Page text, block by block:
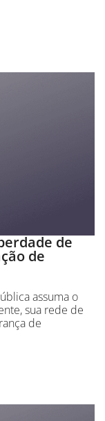
de
de
assuma o
sua rede de
de